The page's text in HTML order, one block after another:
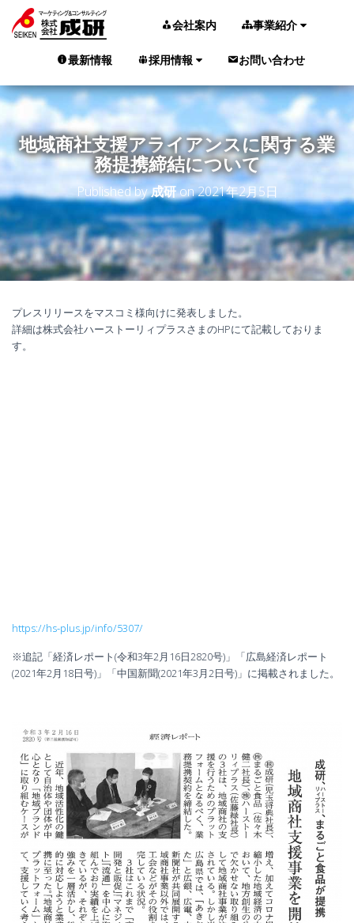
会社案内 事業紹介
最新情報 採用情報 お問い合わせ
地域商社支援アライアンスに関する業
務提携締結について
Published by成研on2021年2月5日
プレスリリースをマスコミ様向けに発表しました。
詳細は株式会社ハーストーリィプラスさまのHPにて記載しておりま
す。
https://hs-plus.jp/info/5307/
※追記「経済レポート(令和3年2月16日2820号)」「広島経済レポート
(2021年2月18日号)」「中国新聞(2021年3月2日号)」に掲載されました。